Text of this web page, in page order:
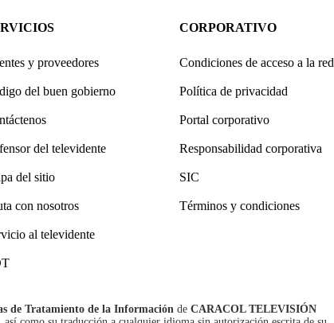
y proveedores
del buen gobierno
del televidente
del sitio
con nosotros
al televidente
CORPORATIVO
Condiciones de acceso a la red
Política de privacidad
Portal corporativo
Responsabilidad corporativa
SIC
Términos y condiciones
de Tratamiento de la Información de CARACOL TELEVISIÓN